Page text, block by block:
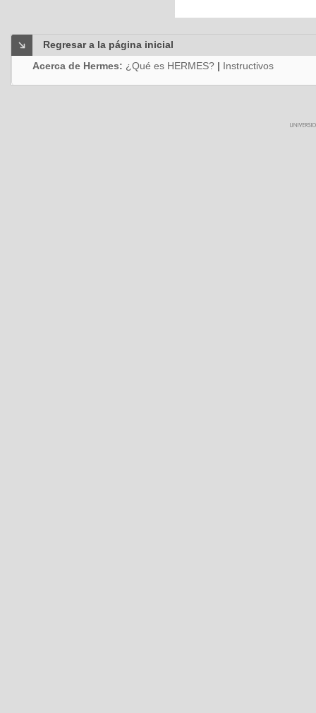
Regresar a la página inicial
Acerca de Hermes: ¿Qué es HERMES? | Instructivos